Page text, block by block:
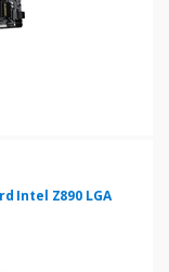
Intel Z890 LGA